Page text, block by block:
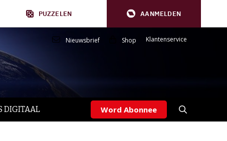
PUZZELEN AANMELDEN
Nieuwsbrief Shop Klantenservice
DIGITAAL Word Abonnee